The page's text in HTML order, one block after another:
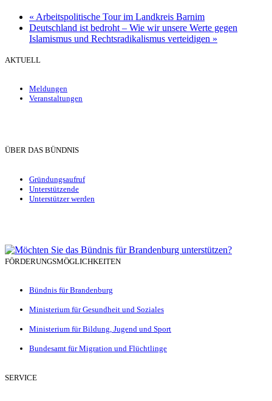
« Arbeitspolitische Tour im Landkreis Barnim
Deutschland ist bedroht – Wie wir unsere Werte gegen
Islamismus und Rechtsradikalismus verteidigen »
AKTUELL
Meldungen
Veranstaltungen
ÜBER DAS BÜNDNIS
Gründungsaufruf
Unterstützende
Unterstützer werden
FÖRDERUNGSMÖGLICHKEITEN
Bündnis für Brandenburg
Ministerium für Gesundheit und Soziales
Ministerium für Bildung, Jugend und Sport
Bundesamt für Migration und Flüchtlinge
SERVICE